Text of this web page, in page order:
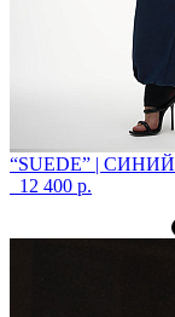
“SUEDE” | СИНИЙ
12 400 р.